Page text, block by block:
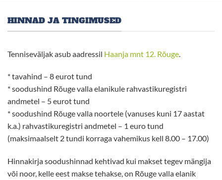
HINNAD JA TINGIMUSED
Tenniseväljak asub aadressil Haanja mnt 12. Rõuge
* tavahind – 8 eurot tund
* soodushind Rõuge valla elanikule rahvastikuregistri
andmetel – 5 eurot tund
* soodushind Rõuge valla noortele (vanuses kuni 17 aastat
k.a.) rahvastikuregistri andmetel – 1 euro tund
(maksimaalselt 2 tundi korraga vahemikus kell 8.00 – 17.00)
Hinnakirja soodushinnad kehtivad kui makset tegev mängija
või noor, kelle eest makse tehakse, on Rõuge valla elanik